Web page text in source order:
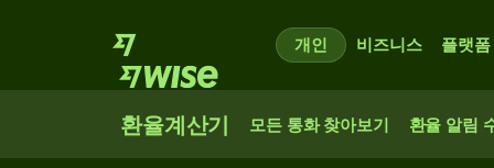
개인 비즈니스 플랫폼
환율계산기 모든 통화 찾아보기 환율 알림